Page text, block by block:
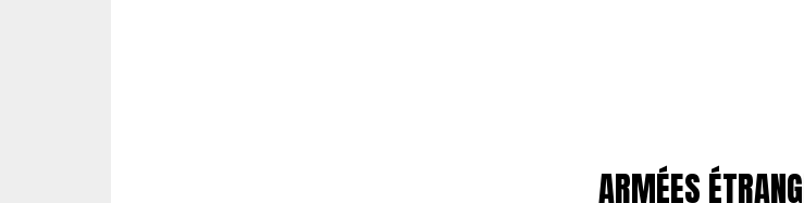
ARMÉES